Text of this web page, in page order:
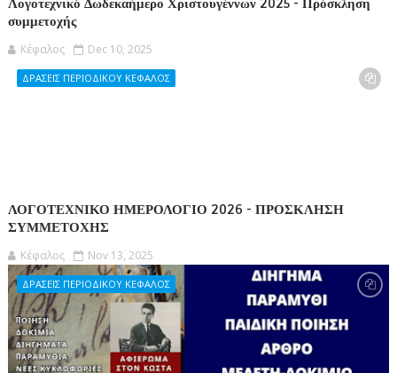
Λογοτεχνικό Δωδεκαήμερο Χριστουγέννων 2025 - Πρόσκληση
συμμετοχής
Κέφαλος Dec 10, 2025
ΔΡΑΣΕΙΣ ΠΕΡΙΟΔΙΚΟΥ ΚΕΦΑΛΟΣ
ΛΟΓΟΤΕΧΝΙΚΟ ΗΜΕΡΟΛΟΓΙΟ 2026 - ΠΡΟΣΚΛΗΣΗ
ΣΥΜΜΕΤΟΧΗΣ
Κέφαλος Nov 13, 2025
ΔΡΑΣΕΙΣ ΠΕΡΙΟΔΙΚΟΥ ΚΕΦΑΛΟΣ